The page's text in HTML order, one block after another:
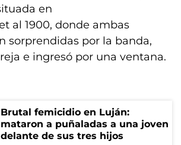
en
al 1900, donde ambas
sorprendidas por la banda,
e ingresó por una ventana.
Brutal femicidio en Luján:
mataron a puñaladas a una joven
delante de sus tres hijos